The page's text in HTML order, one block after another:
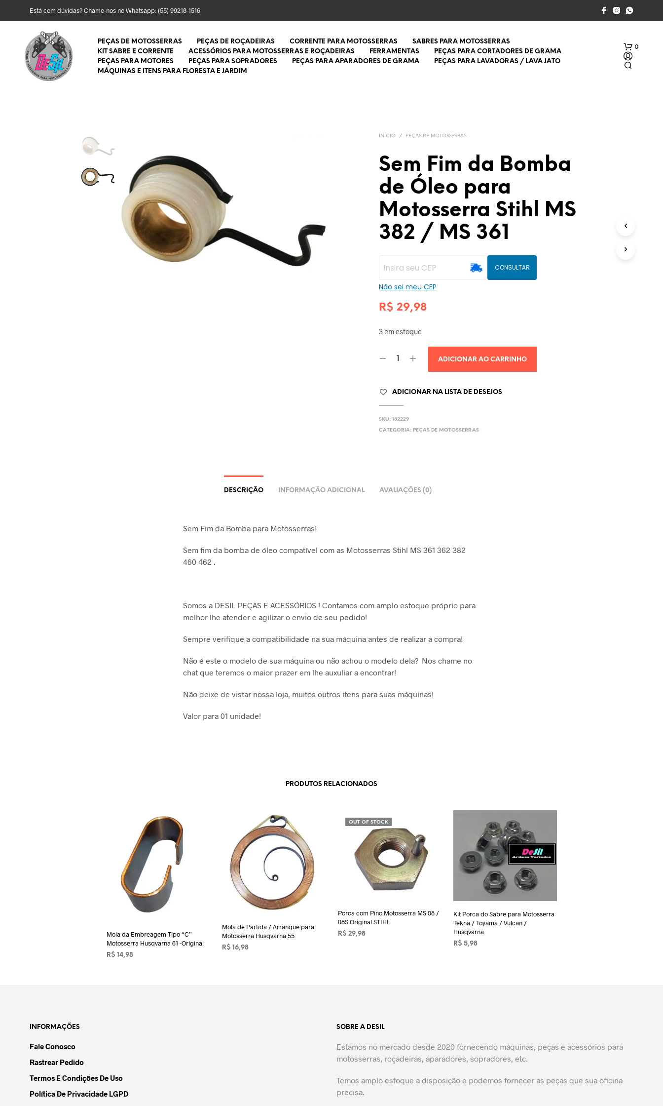
Está com dúvidas? Chame-nos no Whatsapp: (55) 99218-1516
PEÇAS DE MOTOSSERRAS PEÇAS DE ROÇADEIRAS CORRENTE PARA MOTOSSERRAS
SABRES PARA MOTOSSERRAS
KIT SABRE E CORRENTE
ACESSÓRIOS PARA MOTOSSERRAS E ROÇADEIRAS FERRAMENTAS
PEÇAS PARA CORTADORES DE GRAMA
PEÇAS PARA MOTORES
PEÇAS PARA SOPRADORES PEÇAS PARA APARADORES DE GRAMA
PEÇAS PARA LAVADORAS / LAVA JATO
MÁQUINAS E ITENS PARA FLORESTA E JARDIM
0
INÍCIO / PEÇAS DE MOTOSSERRAS
Sem Fim da Bomba
de Óleo para
Motosserra Stihl MS
382 / MS 361
CONSULTAR
Não sei meu CEP
R$ 29,98
3 em estoque
ADICIONAR AO CARRINHO
ADICIONAR NA LISTA DE DESEJOS
SKU:182229
CATEGORIA: PEÇAS DE MOTOSSERRAS
DESCRIÇÃO INFORMAÇÃO ADICIONAL AVALIAÇÕES (0)
Sem Fim da Bomba para Motosserras!
Sem fim da bomba de óleo compatível com as Motosserras Stihl MS 361 362 382
460 462 .
Somos a DESIL PEÇAS E ACESSÓRIOS ! Contamos com amplo estoque próprio para
melhor lhe atender e agilizar o envio de seu pedido!
Sempre verifique a compatibilidade na sua máquina antes de realizar a compra!
Não é este o modelo de sua máquina ou não achou o modelo dela? Nos chame no
chat que teremos o maior prazer em lhe auxuliar a encontrar!
Não deixe de vistar nossa loja, muitos outros itens para suas máquinas!
Valor para 01 unidade!
PRODUTOS RELACIONADOS
Mola da Embreagem Tipo “C”
Motosserra Husqvarna 61 -Original
R$ 14,98
Mola de Partida / Arranque para
Motosserra Husqvarna 55
R$ 16,98
OUT OF STOCK
Porca com Pino Motosserra MS 08 /
08S Original STIHL
R$ 29,98
Kit Porca do Sabre para Motosserra
Tekna / Toyama / Vulcan /
Husqvarna
R$ 5,98
INFORMAÇÕES
Fale Conosco
Rastrear Pedido
Termos E Condições De Uso
Política De Privacidade LGPD
SOBRE A DESIL
Estamos no mercado desde 2020 fornecendo máquinas, peças e acessórios para
motosserras, roçadeiras, aparadores, sopradores, etc.
Temos amplo estoque a disposição e podemos fornecer as peças que sua oficina
precisa.